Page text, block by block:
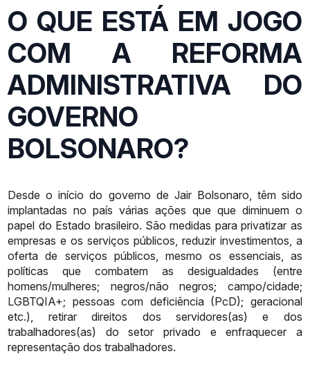
O QUE ESTÁ EM JOGO
COM A REFORMA
ADMINISTRATIVA DO
GOVERNO
BOLSONARO?
Desde o início do governo de Jair Bolsonaro, têm sido
implantadas no país várias ações que que diminuem o
papel do Estado brasileiro. São medidas para privatizar as
empresas e os serviços públicos, reduzir investimentos, a
oferta de serviços públicos, mesmo os essenciais,
as
políticas
que combatem as
desigualdades (entre
homens/mulheres; negros/não negros; campo/cidade;
LGBTQIA+; pessoas com deficiência (PcD); geracional
etc.), retirar direitos dos
servidores(as) e dos
trabalhadores(as) do setor privado e enfraquecer a
representação dos trabalhadores.